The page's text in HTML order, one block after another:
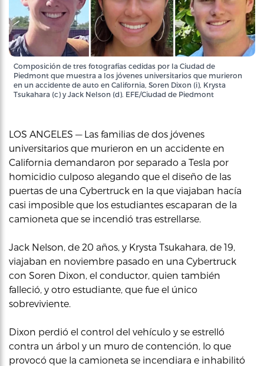
Composición de tres fotografías cedidas por la Ciudad de
Piedmont que muestra a los jóvenes universitarios que murieron
en un accidente de auto en California, Soren Dixon (i), Krysta
Tsukahara (c) y Jack Nelson (d). EFE/Ciudad de Piedmont
LOS ANGELES — Las familias de dos jóvenes
universitarios que murieron en un accidente en
California demandaron por separado a Tesla por
homicidio culposo alegando que el diseño de las
puertas de una Cybertruck en la que viajaban hacía
casi imposible que los estudiantes escaparan de la
camioneta que se incendió tras estrellarse.
Jack Nelson, de 20 años, y Krysta Tsukahara, de 19,
viajaban en noviembre pasado en una Cybertruck
con Soren Dixon, el conductor, quien también
falleció, y otro estudiante, que fue el único
sobreviviente.
Dixon perdió el control del vehículo y se estrelló
contra un árbol y un muro de contención, lo que
provocó que la camioneta se incendiara e inhabilitó